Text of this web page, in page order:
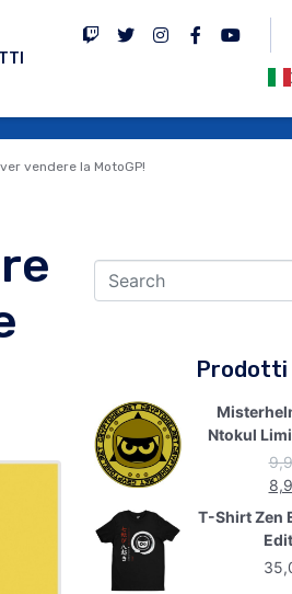
vendere la MotoGP!
Prodotti
Ntokul
T-Shirt Zen